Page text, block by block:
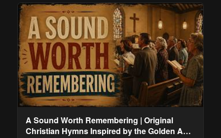
A Sound Worth Remembering | Original
Christian Hymns Inspired by the Golden Age